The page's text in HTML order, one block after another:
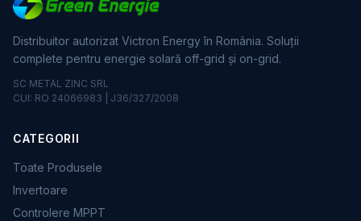
Distribuitor autorizat Victron Energy în România. Soluții
complete pentru energie solară off-grid și on-grid.
SC METAL ZINC SRL
CUI: RO 24066983 | J36/327/2008
CATEGORII
Toate Produsele
Invertoare
Controlere MPPT